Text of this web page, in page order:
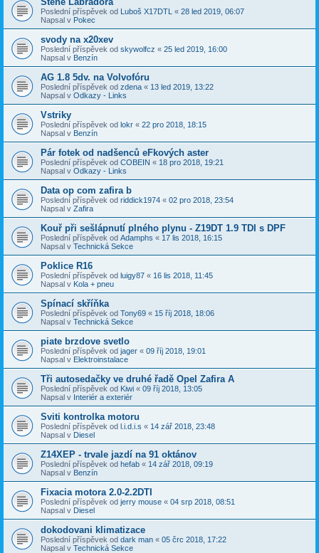
Poslední příspěvek od Luboš X17DTL « 28 led 2019, 06:07
Napsal v Pokec
svody na x20xev
Poslední příspěvek od skywolfcz « 25 led 2019, 16:00
Napsal v Benzín
AG 1.8 5dv. na Volvofóru
Poslední příspěvek od zdena « 13 led 2019, 13:22
Napsal v Odkazy - Links
Vstriky
Poslední příspěvek od lokr « 22 pro 2018, 18:15
Napsal v Benzín
Pár fotek od nadšenců eFkových aster
Poslední příspěvek od COBEIN « 18 pro 2018, 19:21
Napsal v Odkazy - Links
Data op com zafira b
Poslední příspěvek od riddick1974 « 02 pro 2018, 23:54
Napsal v Zafira
Kouř při sešlápnutí plného plynu - Z19DT 1.9 TDI s DPF
Poslední příspěvek od Adamphs « 17 lis 2018, 16:15
Napsal v Technická Sekce
Poklice R16
Poslední příspěvek od luigy87 « 16 lis 2018, 11:45
Napsal v Kola + pneu
Spínací skříňka
Poslední příspěvek od Tony69 « 15 říj 2018, 18:06
Napsal v Technická Sekce
piate brzdove svetlo
Poslední příspěvek od jager « 09 říj 2018, 19:01
Napsal v Elektroinstalace
Tři autosedačky ve druhé řadě Opel Zafira A
Poslední příspěvek od Kiwi « 09 říj 2018, 13:05
Napsal v Interiér a exteriér
Sviti kontrolka motoru
Poslední příspěvek od l.i.d.i.s « 14 zář 2018, 23:48
Napsal v Diesel
Z14XEP - trvale jazdí na 91 oktánov
Poslední příspěvek od hefab « 14 zář 2018, 09:19
Napsal v Benzín
Fixacia motora 2.0-2.2DTI
Poslední příspěvek od jerry mouse « 04 srp 2018, 08:51
Napsal v Diesel
dokodovani klimatizace
Poslední příspěvek od dark man « 05 črc 2018, 17:22
Napsal v Technická Sekce